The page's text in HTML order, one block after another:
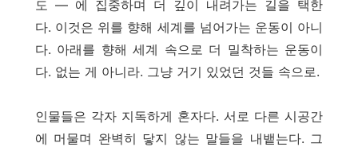
도 — 에 집중하며 더 깊이 내려가는 길을 택한
다. 이것은 위를 향해 세계를 넘어가는 운동이 아니
다. 아래를 향해 세계 속으로 더 밀착하는 운동이
다. 없는 게 아니라. 그냥 거기 있었던 것들 속으로.
인물들은 각자 지독하게 혼자다. 서로 다른 시공간
에 머물며 완벽히 닿지 않는 말들을 내뱉는다. 그